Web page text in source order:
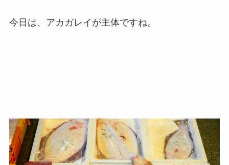
今日は、アカガレイが主体ですね。